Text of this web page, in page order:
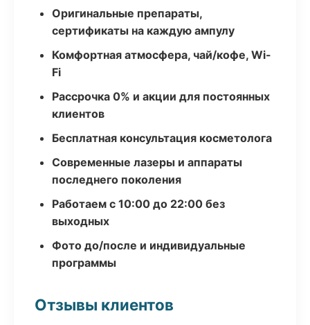
Оригинальные препараты,
сертификаты на каждую ампулу
Комфортная атмосфера, чай/кофе, Wi-
Fi
Рассрочка 0% и акции для постоянных
клиентов
Бесплатная консультация косметолога
Современные лазеры и аппараты
последнего поколения
Работаем с 10:00 до 22:00 без
выходных
Фото до/после и индивидуальные
программы
Отзывы клиентов